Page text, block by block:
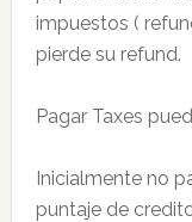
impuestos (
pierde su refund.
Pagar Taxes
Inicialmente no
puntaje de